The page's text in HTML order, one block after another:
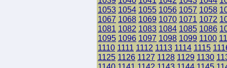
1053 1054 1055 1056 1057 1058
1067 1068 1069 1070 1071 1072
1081 1082 1083 1084 1085 1086
1095 1096 1097 1098 1099 1100
1110 1111 1112 1113 1114 1115
1125 1126 1127 1128 1129 1130